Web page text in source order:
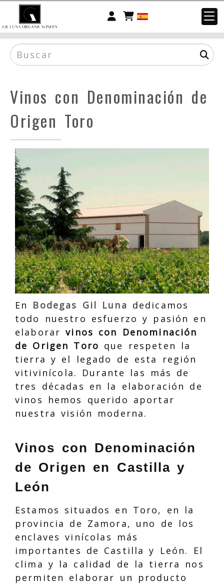
Identifícate
Vinos con Denominación de
Origen Toro
En Bodegas Gil Luna dedicamos
todo nuestro esfuerzo y pasión en
elaborarvinos con Denominación
de Origen Toro que respeten la
tierra y el legado de esta región
vitivinícola. Durante las más de
tres décadas en la elaboración de
vinos hemos querido aportar
nuestra visión moderna.
Vinos con Denominación
de Origen en Castilla y
León
Estamos situados en Toro, en la
provincia de Zamora, uno de los
enclaves vinícolas más
importantes de Castilla y León. El
clima y la calidad de la tierra nos
permiten elaborar un producto